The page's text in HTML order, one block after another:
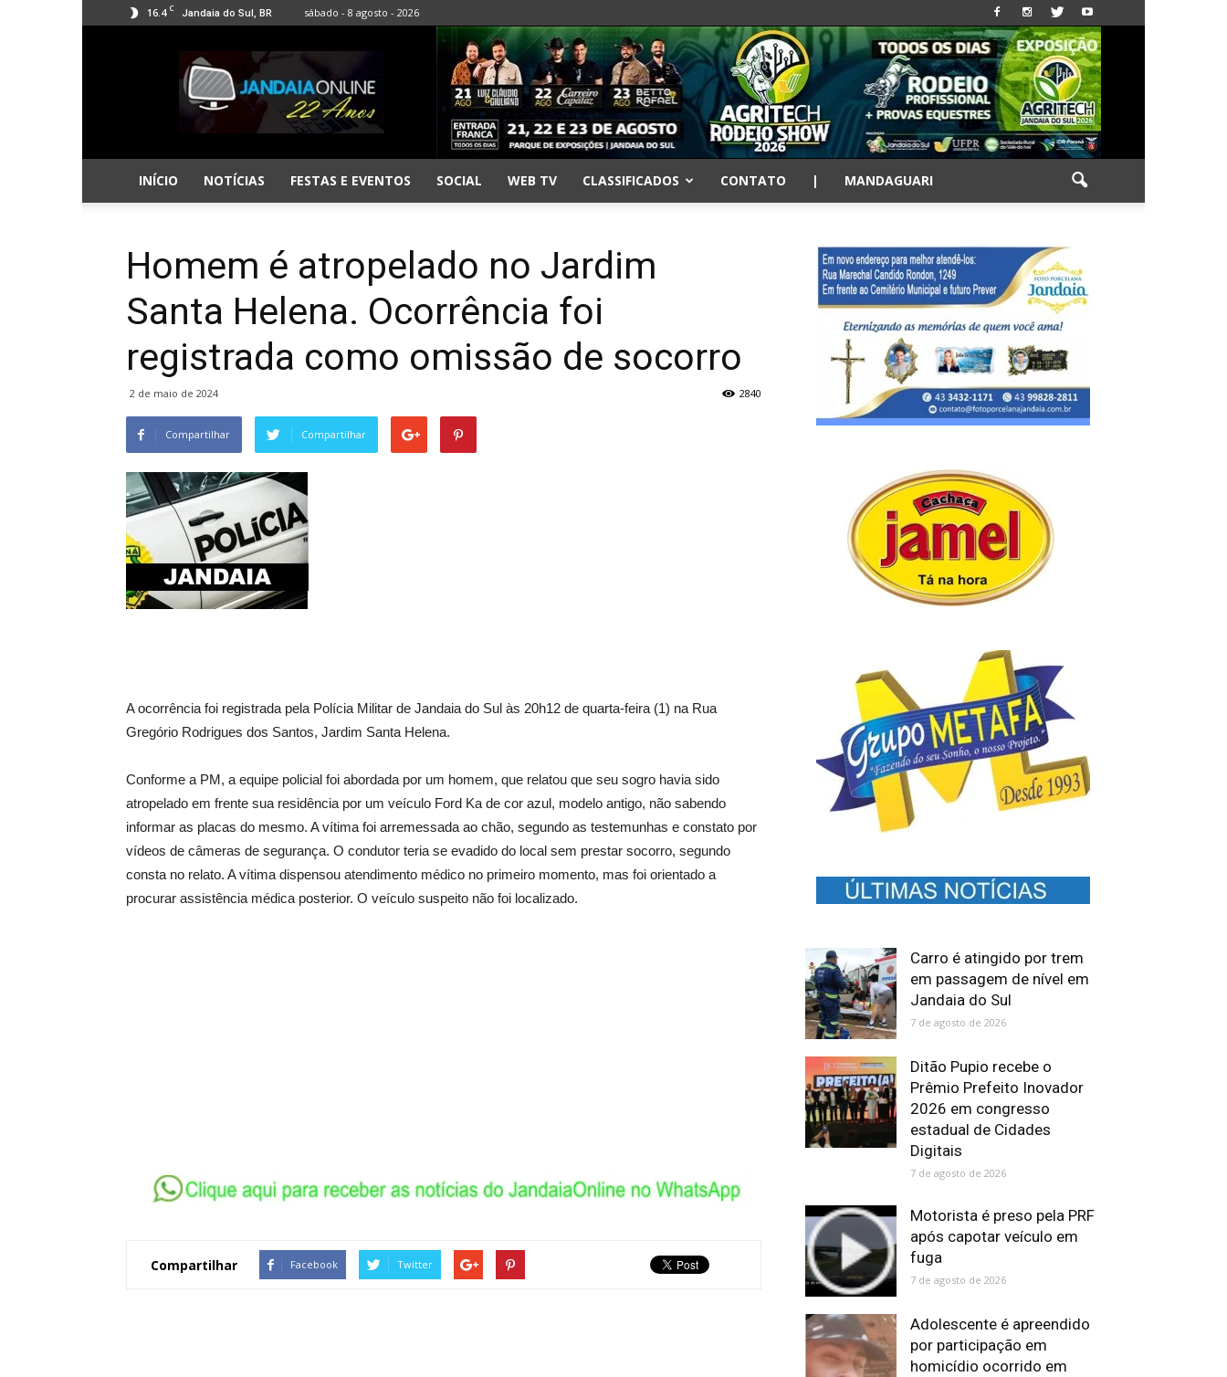
16.4 C Jandaia do Sul, BR sábado - 8 agosto - 2026
Jandaia
Online
INÍCIO NOTÍCIAS FESTAS E EVENTOS SOCIAL WEB TV CLASSIFICADOS CONTATO | MANDAGUARI
Homem é atropelado no Jardim
Santa Helena. Ocorrência foi
registrada como omissão de socorro
2 de maio de 2024 2840
Compartilhar Compartilhar
A ocorrência foi registrada pela Polícia Militar de Jandaia do Sul às 20h12 de quarta-feira (1) na Rua
Gregório Rodrigues dos Santos, Jardim Santa Helena.
Conforme a PM, a equipe policial foi abordada por um homem, que relatou que seu sogro havia sido
atropelado em frente sua residência por um veículo Ford Ka de cor azul, modelo antigo, não sabendo
informar as placas do mesmo. A vítima foi arremessada ao chão, segundo as testemunhas e constato por
vídeos de câmeras de segurança. O condutor teria se evadido do local sem prestar socorro, segundo
consta no relato. A vítima dispensou atendimento médico no primeiro momento, mas foi orientado a
procurar assistência médica posterior. O veículo suspeito não foi localizado.
Compartilhar Facebook Twitter
Carro é atingido por trem
em passagem de nível em
Jandaia do Sul
7 de agosto de 2026
Ditão Pupio recebe o
Prêmio Prefeito Inovador
2026 em congresso
estadual de Cidades
Digitais
7 de agosto de 2026
Motorista é preso pela PRF
após capotar veículo em
fuga
7 de agosto de 2026
Adolescente é apreendido
por participação em
homicídio ocorrido em